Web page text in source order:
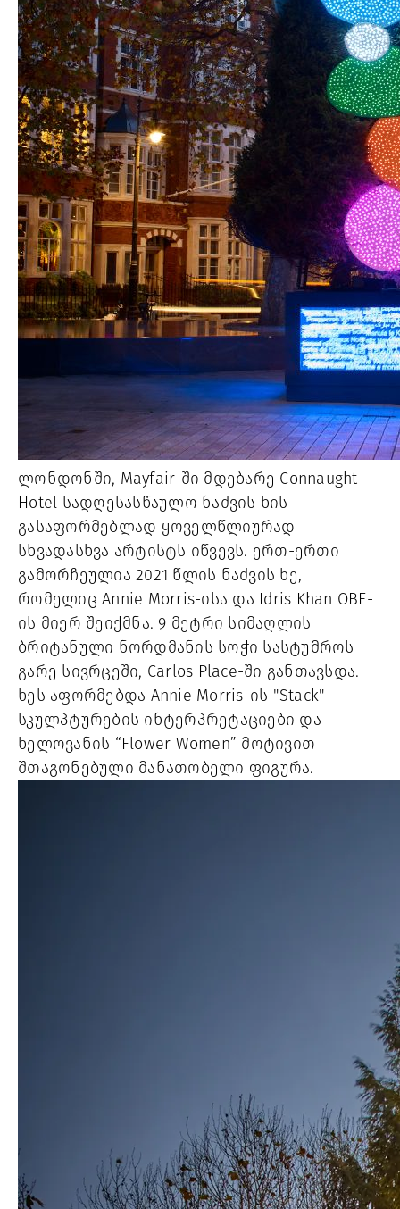
ლონდონში, Mayfair-ში მდებარე Connaught
Hotel სადღესასწაულო ნაძვის ხის
გასაფორმებლად ყოველწლიურად
სხვადასხვა არტისტს იწვევს. ერთ-ერთი
გამორჩეულია 2021 წლის ნაძვის ხე,
რომელიც Annie Morris-ისა და Idris Khan OBE-
ის მიერ შეიქმნა. 9 მეტრი სიმაღლის
ბრიტანული ნორდმანის სოჭი სასტუმროს
გარე სივრცეში, Carlos Place-ში განთავსდა.
ხეს აფორმებდა Annie Morris-ის "Stack"
სკულპტურების ინტერპრეტაციები და
ხელოვანის “Flower Women” მოტივით
შთაგონებული მანათობელი ფიგურა.